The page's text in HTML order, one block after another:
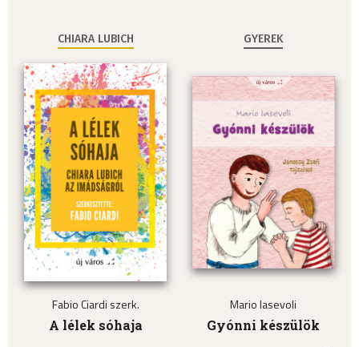
CHIARA LUBICH
Fabio Ciardi szerk.
A lélek sóhaja
GYEREK
Mario Iasevoli
Gyónni készülök